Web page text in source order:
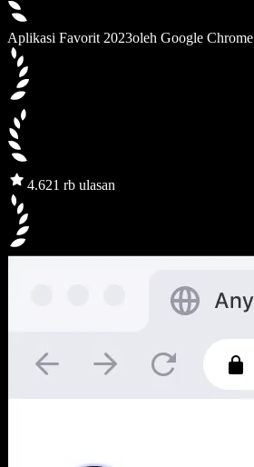
Aplikasi Favorit 2023oleh Google Chrome
4.621 rb ulasan